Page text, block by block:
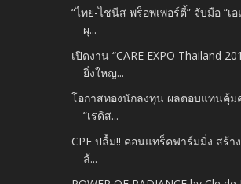
“ไทย-ไชนีส พร็อพเพอร์ตี้” จับมือ “เ
ผุ...
เปิดงาน “CARE EXPO Thailand
ยิ่งใหญ...
โอกาสทองนักลงทุน ผลตอบแทนคุ้ม
“เรดิส...
CPF ปลื้ม!! คอนแทร็คฟาร์มมิ่ง สร้า
ล้...